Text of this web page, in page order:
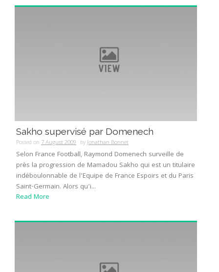
Sakho supervisé par Domenech
Posted on 7 August 2009 byJonathan Bonnet
Selon France Football, Raymond Domenech surveille de
près la progression de Mamadou Sakho qui est un titulaire
indéboulonnable de l’Equipe de France Espoirs et du Paris
Saint-Germain. Alors qu’i...
Read More